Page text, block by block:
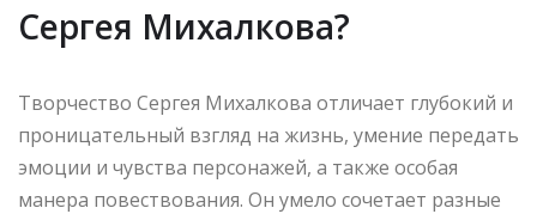
Сергея Михалкова?
Творчество Сергея Михалкова отличает глубокий и
проницательный взгляд на жизнь, умение передать
эмоции и чувства персонажей, а также особая
манера повествования. Он умело сочетает разные